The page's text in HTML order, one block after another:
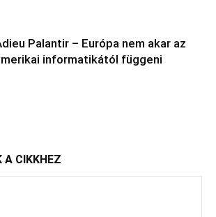
Palantir – Európa nem akar az
informatikától függeni
CIKKHEZ